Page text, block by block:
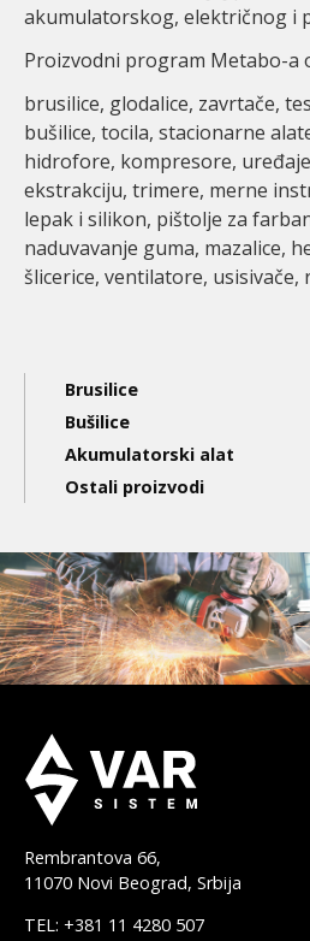
akumulatorskog, električnog i
Proizvodni program Metabo-a
brusilice, glodalice, zavrtače,
bušilice, tocila, stacionarne
hidrofore, kompresore,
ekstrakciju, trimere, merne
lepak i silikon, pištolje za
naduvavanje guma, mazalice,
šlicerice, ventilatore, usisivače,
Main
navigation
3nd
Brusilice
Bušilice
Akumulatorski alat
Ostali proizvodi
Rembrantova 66,
11070 Novi Beograd, Srbija
TEL: +381 11 4280 507